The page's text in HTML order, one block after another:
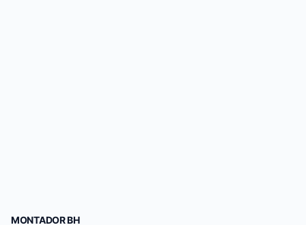
MONTADOR BH